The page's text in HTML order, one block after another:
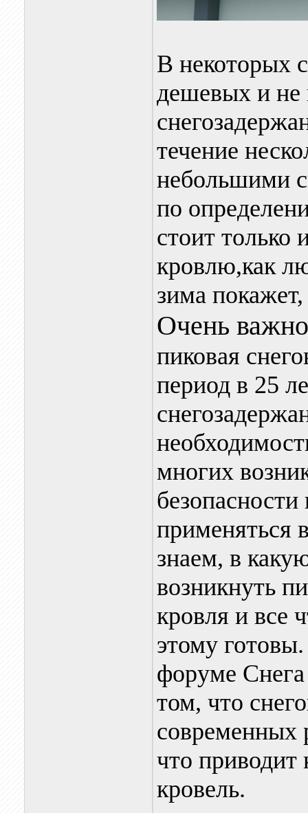
В некоторых
дешевых и не
течение
небольшими
по
стоит только
кровлю,как
зима
Очень
пиковая
период в 25
многих
применяться
знаем, в
возникнуть
кровля и все
этому
форуме
том, что
что
кровель.